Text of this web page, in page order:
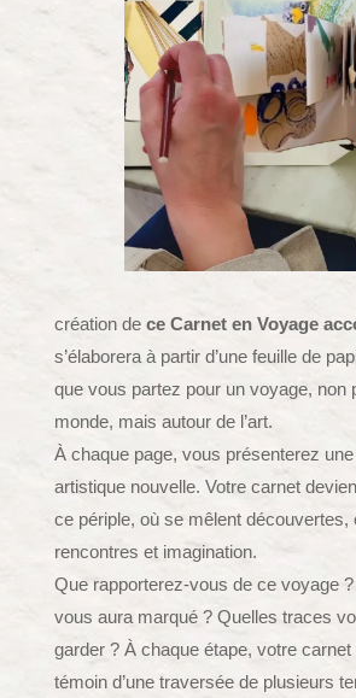
création de ce Carnet en Voyage
s’élaborera à partir d’une feuille de
que vous partez pour un voyage, non
monde, mais autour de l’art.
À chaque page, vous présenterez
artistique nouvelle. Votre carnet
ce périple, où se mêlent découvertes,
rencontres et imagination.
Que rapporterez-vous de ce voyage ?
vous aura marqué ? Quelles traces
garder ? À chaque étape, votre carnet
témoin d’une traversée de plusieurs